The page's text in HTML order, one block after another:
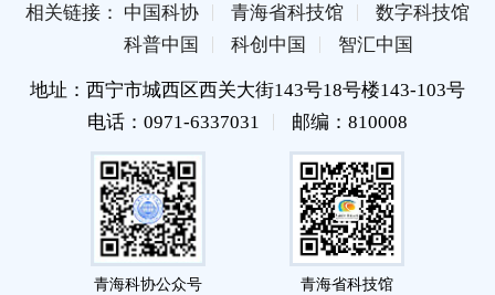
相关链接： 中国科协 青海省科技馆
数字科技馆
科普中国
科创中国 智汇中国
地址：西宁市城西区西关大街143号18号楼143-103号
电话：0971-6337031
邮编：810008
青海科协公众号 青海省科技馆